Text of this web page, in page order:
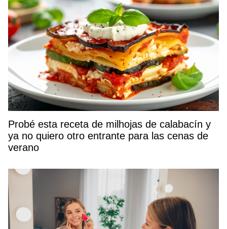
Probé esta receta de milhojas de calabacín y
ya no quiero otro entrante para las cenas de
verano